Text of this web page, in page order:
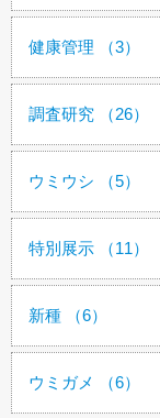
健康管理 （3）
調査研究 （26）
ウミウシ （5）
特別展示 （11）
新種 （6）
ウミガメ （6）